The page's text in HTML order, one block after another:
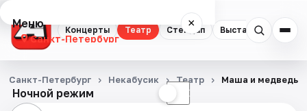
Концерты Театр Стендап Выставки
Меню ×
Санкт-Петербург
Концерты
Театр
Ночной режим ☾
Санкт-Петербург Некабусик Театр Маша и медведь